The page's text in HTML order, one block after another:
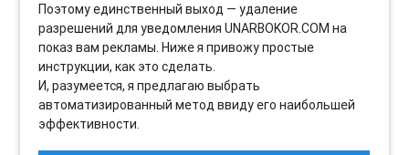
Поэтому единственный выход — удаление
разрешений для уведомления UNARBOKOR.COM на
показ вам рекламы. Ниже я привожу простые
инструкции, как это сделать.
И, разумеется, я предлагаю выбрать
автоматизированный метод ввиду его наибольшей
эффективности.